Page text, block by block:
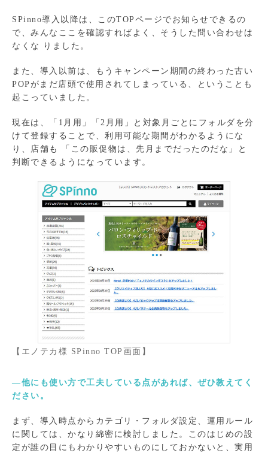
SPinno導入以降は、このTOPページでお知らせできるの
で、みんなここを確認すればよく、そうした問い合わせは
なくな りました。
また、導入以前は、もうキャンペーン期間の終わった古い
POPがまだ店頭で使用されてしまっている、ということも
起こっていました。
現在は、「1月用」「2月用」と対象月ごとにフォルダを分
けて登録することで、利用可能な期間がわかるようにな
り、店舗も 「この販促物は、先月までだったのだな」と
判断できるようになっています。
【エノテカ様 SPinno TOP画面】
―他にも使い方で工夫している点があれば、ぜひ教えてく
ださい。
まず、導入時点からカテゴリ・フォルダ設定、運用ルール
に関しては、かなり綿密に検討しました。このはじめの設
定が誰の目にもわかりやすいものにしておかないと、実用